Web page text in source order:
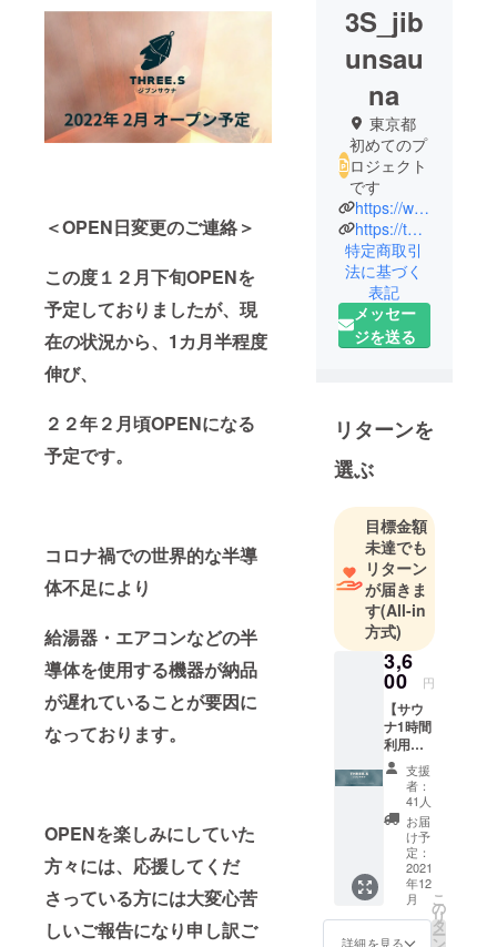
＜OPEN日変更のご連絡＞
この度１２月下旬OPENを
予定しておりましたが、現
在の状況から、1カ月半程度
伸び、
２２年２月頃OPENになる
予定です。
コロナ禍での世界的な半導
体不足により
給湯器・エアコンなどの半
導体を使用する機器が納品
が遅れていることが要因に
なっております。
OPENを楽しみにしていた
方々には、応援してくだ
さっている方には大変心苦
しいご報告になり申し訳ご
3S_jib
unsau
na
東京都
初めてのプ
ロジェクト
です
https://www.instagram.com/
https://twitter.com/3s_jibunsauna
特定商取引
法に基づく
表記
メッセー
ジを送る
リターンを
選ぶ
目標金額
未達でも
リターン
が届きま
す(All-in
方式)
3,6
00 円
【サウ
ナ1時間
利用
権】 ※
販売予
定価格
より10
～20％
引き ※
有効期
OPEN
より1年
※ご本人
支援
者：
41人
お届
け予
定：
2021
年12
月
詳細を見る
こ
の
リ
タ
ー
ン